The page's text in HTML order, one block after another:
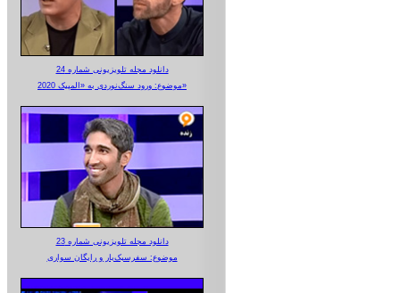
دانلود مجله تلویزیونی شماره 24
موضوع: ورود سنگ‌نوردی به «المپیک 2020»
دانلود مجله تلویزیونی شماره 23
موضوع: سفرسبک‌بار و رایگان سواری